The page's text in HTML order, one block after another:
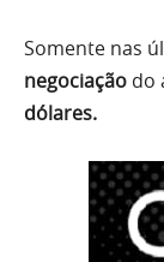
Somente nas
negociação do
dólares.